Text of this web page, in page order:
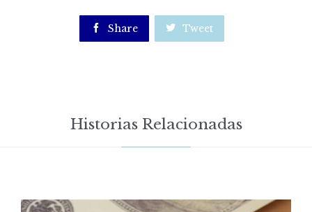
 Share  Tweet
Historias Relacionadas